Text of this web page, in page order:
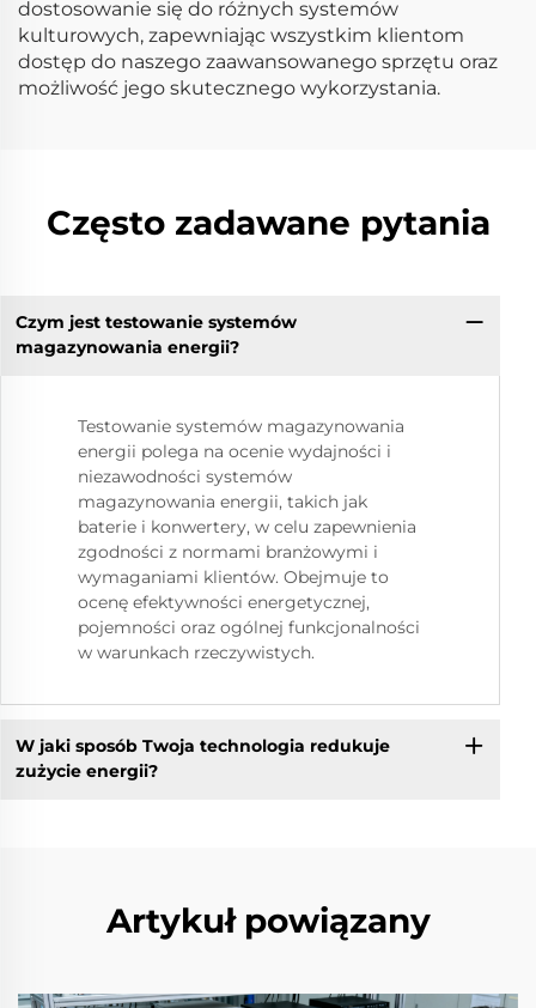
dostosowanie się do różnych systemów
kulturowych, zapewniając wszystkim klientom
dostęp do naszego zaawansowanego sprzętu oraz
możliwość jego skutecznego wykorzystania.
Często zadawane pytania
Czym jest testowanie systemów
magazynowania energii?
Testowanie systemów magazynowania
energii polega na ocenie wydajności i
niezawodności systemów
magazynowania energii, takich jak
baterie i konwertery, w celu zapewnienia
zgodności z normami branżowymi i
wymaganiami klientów. Obejmuje to
ocenę efektywności energetycznej,
pojemności oraz ogólnej funkcjonalności
w warunkach rzeczywistych.
W jaki sposób Twoja technologia redukuje
zużycie energii?
Artykuł powiązany